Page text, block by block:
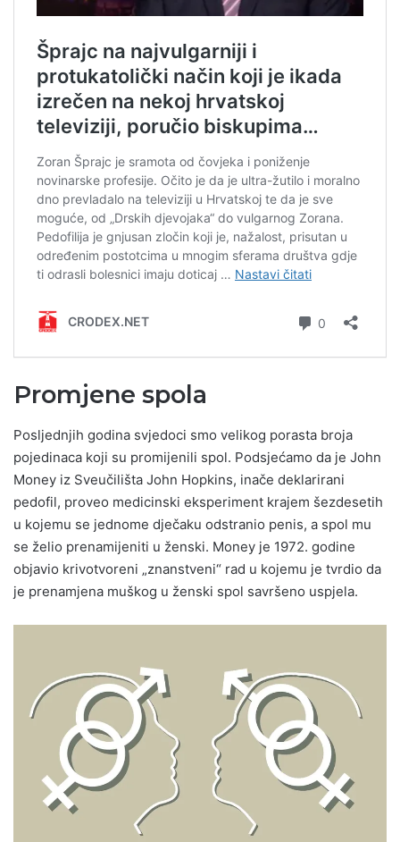
Promjene spola
Posljednjih godina svjedoci smo velikog porasta broja
pojedinaca koji su promijenili spol. Podsjećamo da je John
Money iz Sveučilišta John Hopkins, inače deklarirani
pedofil, proveo medicinski eksperiment krajem šezdesetih
u kojemu se jednome dječaku odstranio penis, a spol mu
se želio prenamijeniti u ženski. Money je 1972. godine
objavio krivotvoreni „znanstveni“ rad u kojemu je tvrdio da
je prenamjena muškog u ženski spol savršeno uspjela.